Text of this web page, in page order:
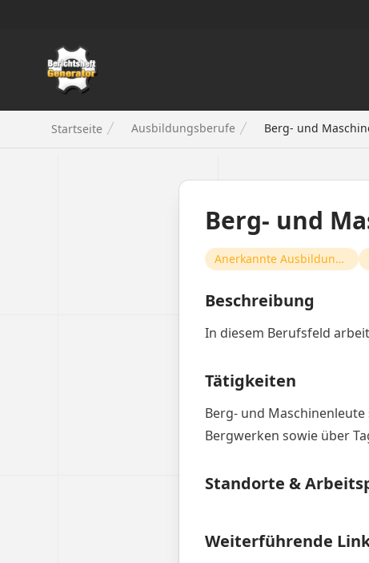
Berichtsheft Generator
Startseite Ausbildungsberufe Berg- und
Berg- und
Anerkannte Ausbildungsberufe
Beschreibung
In diesem Berufsfeld
Tätigkeiten
Berg- und
Bergwerken sowie über
Standorte &
Weiterführende